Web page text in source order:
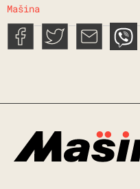
Mašina